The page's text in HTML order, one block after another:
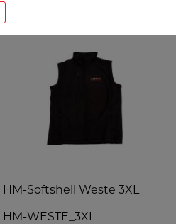
HM-Softshell Weste 3XL
HM-WESTE_3XL